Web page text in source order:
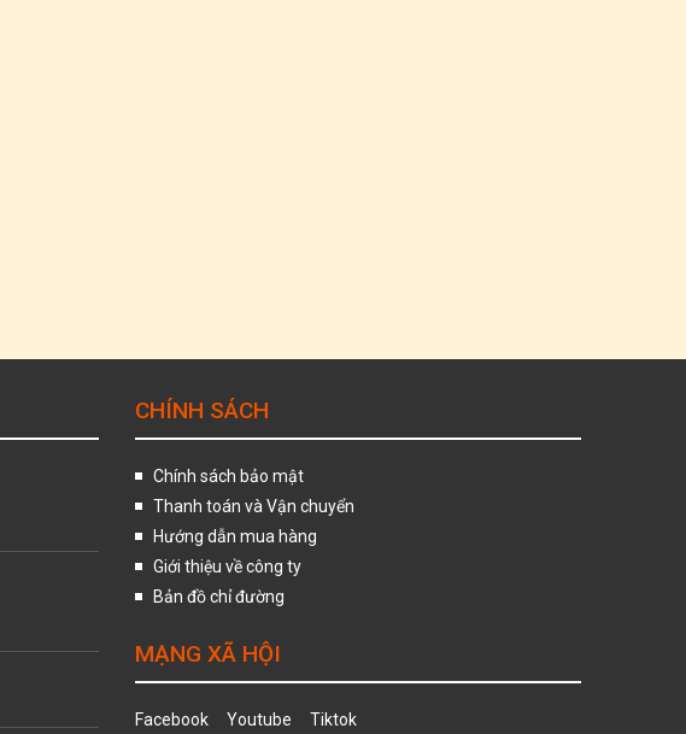
CHÍNH SÁCH
Chính sách bảo mật
Thanh toán và Vận chuyển
Hướng dẫn mua hàng
Giới thiệu về công ty
Bản đồ chỉ đường
MẠNG XÃ HỘI
Facebook Youtube Tiktok